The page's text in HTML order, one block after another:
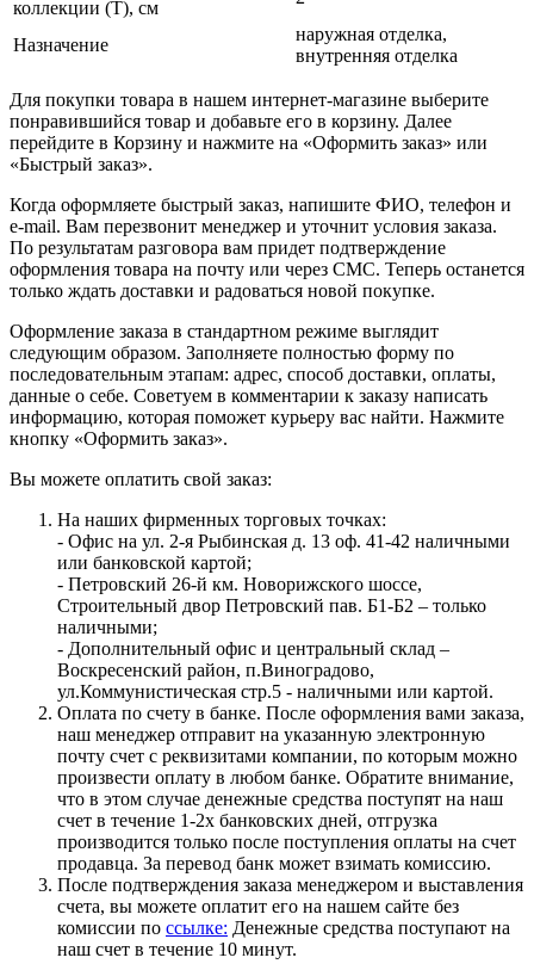
коллекции (T), см
Назначение
наружная отделка,
внутренняя отделка
Для покупки товара в нашем интернет-магазине выберите
понравившийся товар и добавьте его в корзину. Далее
перейдите в Корзину и нажмите на «Оформить заказ» или
«Быстрый заказ».
Когда оформляете быстрый заказ, напишите ФИО, телефон и
e-mail. Вам перезвонит менеджер и уточнит условия заказа.
По результатам разговора вам придет подтверждение
оформления товара на почту или через СМС. Теперь останется
только ждать доставки и радоваться новой покупке.
Оформление заказа в стандартном режиме выглядит
следующим образом. Заполняете полностью форму по
последовательным этапам: адрес, способ доставки, оплаты,
данные о себе. Советуем в комментарии к заказу написать
информацию, которая поможет курьеру вас найти. Нажмите
кнопку «Оформить заказ».
Вы можете оплатить свой заказ:
На наших фирменных торговых точках:
- Офис на ул. 2-я Рыбинская д. 13 оф. 41-42 наличными
или банковской картой;
- Петровский 26-й км. Новорижского шоссе,
Строительный двор Петровский пав. Б1-Б2 – только
наличными;
- Дополнительный офис и центральный склад –
Воскресенский район, п.Виноградово,
ул.Коммунистическая стр.5 - наличными или картой.
Оплата по счету в банке. После оформления вами заказа,
наш менеджер отправит на указанную электронную
почту счет с реквизитами компании, по которым можно
произвести оплату в любом банке. Обратите внимание,
что в этом случае денежные средства поступят на наш
счет в течение 1-2х банковских дней, отгрузка
производится только после поступления оплаты на счет
продавца. За перевод банк может взимать комиссию.
После подтверждения заказа менеджером и выставления
счета, вы можете оплатит его на нашем сайте без
комиссии по ссылке: Денежные средства поступают на
наш счет в течение 10 минут.